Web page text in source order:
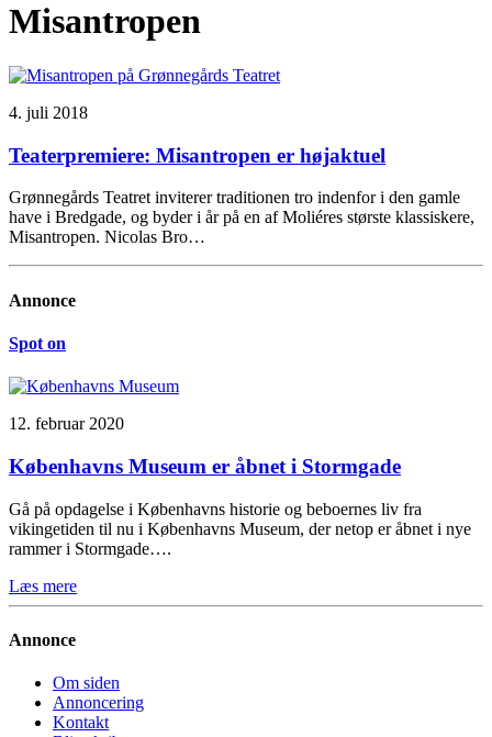
Misantropen
4. juli 2018
Teaterpremiere: Misantropen er højaktuel
Grønnegårds Teatret inviterer traditionen tro indenfor i den gamle
have i Bredgade, og byder i år på en af Moliéres største klassiskere,
Misantropen. Nicolas Bro…
Annonce
Spot on
12. februar 2020
Københavns Museum er åbnet i Stormgade
Gå på opdagelse i Københavns historie og beboernes liv fra
vikingetiden til nu i Københavns Museum, der netop er åbnet i nye
rammer i Stormgade….
Læs mere
Annonce
Om siden
Annoncering
Kontakt